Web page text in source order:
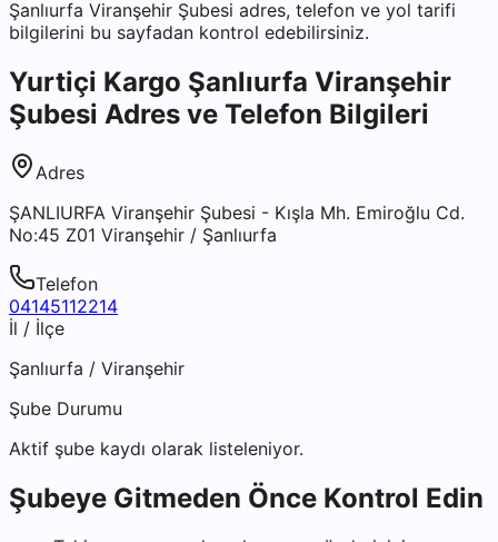
Şanlıurfa Viranşehir Şubesi adres, telefon ve yol tarifi
bilgilerini bu sayfadan kontrol edebilirsiniz.
Yurtiçi Kargo Şanlıurfa Viranşehir
Şubesi Adres ve Telefon Bilgileri
Adres
ŞANLIURFA Viranşehir Şubesi - Kışla Mh. Emiroğlu Cd.
No:45 Z01 Viranşehir / Şanlıurfa
Telefon
04145112214
İl / İlçe
Şanlıurfa / Viranşehir
Şube Durumu
Aktif şube kaydı olarak listeleniyor.
Şubeye Gitmeden Önce Kontrol Edin